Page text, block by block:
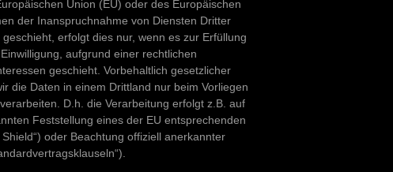
Union (EU) oder des Europäischen
der Inanspruchnahme von Diensten Dritter
erfolgt dies nur, wenn es zur Erfüllung
aufgrund einer rechtlichen
geschieht. Vorbehaltlich gesetzlicher
die Daten in einem Drittland nur beim Vorliegen
D.h. die Verarbeitung erfolgt z.B. auf
Feststellung eines der EU entsprechenden
oder Beachtung offiziell anerkannter